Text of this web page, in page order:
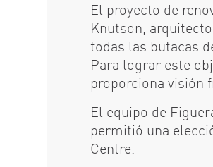
El proyecto de
Knutson,
todas las butacas
Para lograr este
proporciona visión
El equipo de
permitió una
Centre.